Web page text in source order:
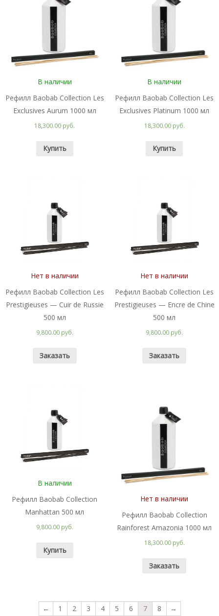
В наличии
Рефилл Baobab Collection Les
Exclusives Aurum 1000 мл
18,300.00 руб.
Купить
В наличии
Рефилл Baobab Collection Les
Exclusives Platinum 1000 мл
18,300.00 руб.
Купить
Нет в наличии
Рефилл Baobab Collection Les
Prestigieuses — Cuir de Russie
500 мл
9,800.00 руб.
Заказать
Нет в наличии
Рефилл Baobab Collection Les
Prestigieuses — Encre de Chine
500 мл
9,800.00 руб.
Заказать
В наличии
Рефилл Baobab Collection
Manhattan 500 мл
9,800.00 руб.
Купить
Нет в наличии
Рефилл Baobab Collection
Rainforest Amazonia 1000 мл
18,300.00 руб.
Заказать
← 1 2 3 4 5 6 7 8 →